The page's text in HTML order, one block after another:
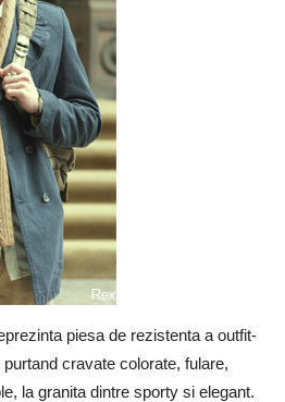
piesa de rezistenta a outfit-
cravate colorate, fulare,
la granita dintre sporty si elegant.